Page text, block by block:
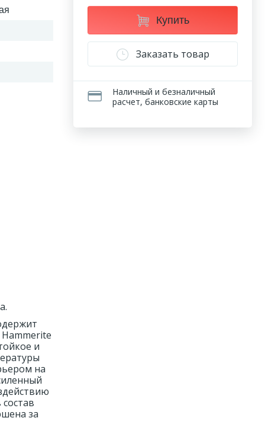
и
на
за
Купить
Заказать товар
Наличный и безналичный
расчет, банковские карты